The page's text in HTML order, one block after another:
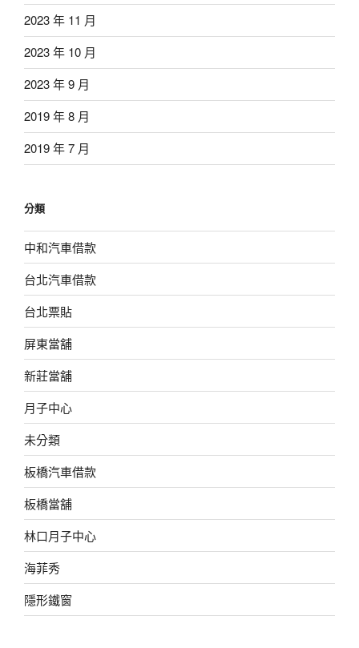
2023 年 11 月
2023 年 10 月
2023 年 9 月
2019 年 8 月
2019 年 7 月
分類
中和汽車借款
台北汽車借款
台北票貼
屏東當舖
新莊當舖
月子中心
未分類
板橋汽車借款
板橋當舖
林口月子中心
海菲秀
隱形鐵窗